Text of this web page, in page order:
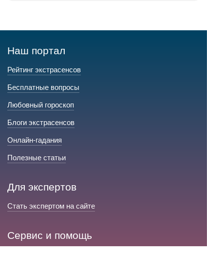
Наш портал
Рейтинг экстрасенсов
Бесплатные вопросы
Любовный гороскоп
Блоги экстрасенсов
Онлайн-гадания
Полезные статьи
Для экспертов
Стать экспертом на сайте
Сервис и помощь